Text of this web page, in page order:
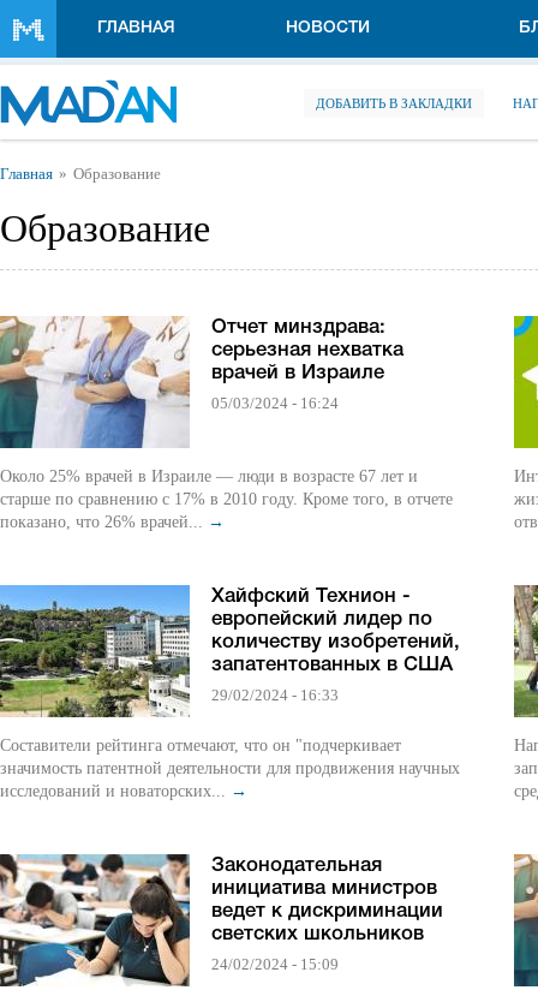
ГЛАВНАЯ НОВОСТИ
ДОБАВИТЬ В ЗАКЛАДКИ
Вы здесь
Главная Образование
Образование
Отчет минздрава:
серьезная нехватка
врачей в Израиле
05/03/2024 - 16:24
Около 25% врачей в Израиле — люди в возрасте 67 лет и
старше по сравнению с 17% в 2010 году. Кроме того, в отчете
показано, что 26% врачей... →
Хайфский Технион -
европейский лидер по
количеству изобретений,
запатентованных в США
29/02/2024 - 16:33
Составители рейтинга отмечают, что он "подчеркивает
значимость патентной деятельности для продвижения научных
исследований и новаторских... →
Законодательная
инициатива министров
ведет к дискриминации
светских школьников
24/02/2024 - 15:09